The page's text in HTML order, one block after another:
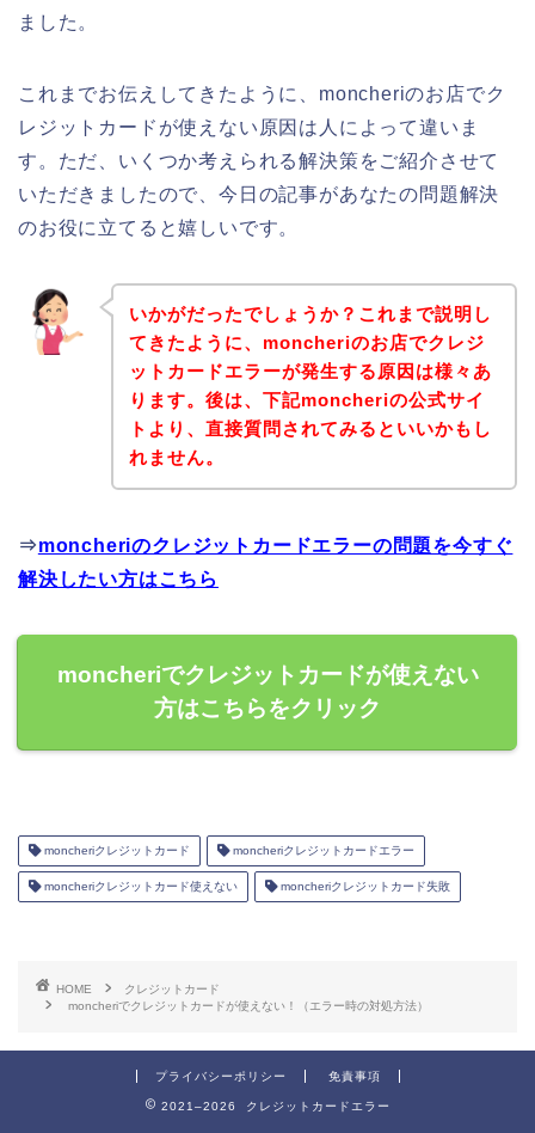
ました。
これまでお伝えしてきたように、moncheriのお店でク
レジットカードが使えない原因は人によって違いま
す。ただ、いくつか考えられる解決策をご紹介させて
いただきましたので、今日の記事があなたの問題解決
のお役に立てると嬉しいです。
いかがだったでしょうか？これまで説明し
てきたように、moncheriのお店でクレジ
ットカードエラーが発生する原因は様々あ
ります。後は、下記moncheriの公式サイ
トより、直接質問されてみるといいかもし
れません。
⇒moncheriのクレジットカードエラーの問題を今すぐ
解決したい方はこちら
moncheriでクレジットカードが使えない
方はこちらをクリック
moncheriクレジットカード moncheriクレジットカードエラー
moncheriクレジットカード使えない moncheriクレジットカード失敗
HOME
クレジットカード
moncheriでクレジットカードが使えない！（エラー時の対処方法）
プライバシーポリシー 免責事項
2021–2026 クレジットカードエラー